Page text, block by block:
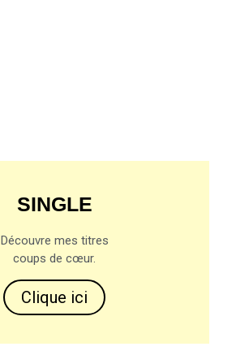
SINGLE
Découvre mes titres
coups de cœur.
Clique ici